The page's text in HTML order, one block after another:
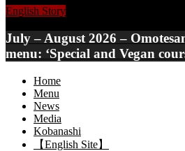
English Story
July – August 2026 –
menu: ‘Special and Vegan
Home
Menu
News
Media
Kobanashi
【English Site】